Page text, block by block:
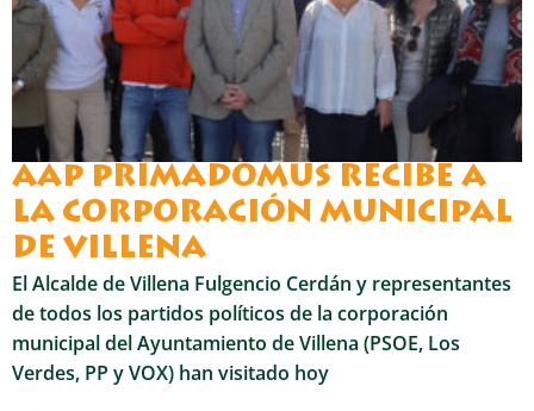
AAP PRIMADOMUS RECIBE A
LA CORPORACIÓN MUNICIPAL
DE VILLENA
El Alcalde de Villena Fulgencio Cerdán y representantes
de todos los partidos políticos de la corporación
municipal del Ayuntamiento de Villena (PSOE, Los
Verdes, PP y VOX) han visitado hoy